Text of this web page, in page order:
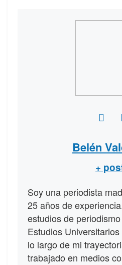
Belén
+
Soy una periodista
25 años de
estudios de
Estudios
lo largo de mi
trabajado en medios